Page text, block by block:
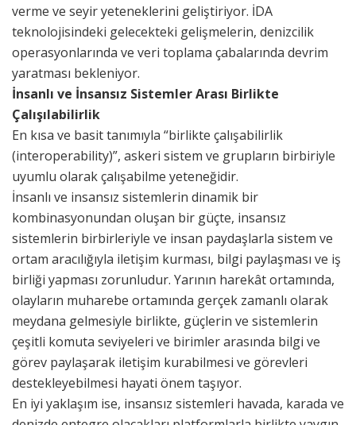
verme ve seyir yeteneklerini geliştiriyor. İDA
teknolojisindeki gelecekteki gelişmelerin, denizcilik
operasyonlarında ve veri toplama çabalarında devrim
yaratması bekleniyor.
İnsanlı ve İnsansız Sistemler Arası Birlikte
Çalışılabilirlik
En kısa ve basit tanımıyla “birlikte çalışabilirlik
(interoperability)”, askeri sistem ve grupların birbiriyle
uyumlu olarak çalışabilme yeteneğidir.
İnsanlı ve insansız sistemlerin dinamik bir
kombinasyonundan oluşan bir güçte, insansız
sistemlerin birbirleriyle ve insan paydaşlarla sistem ve
ortam aracılığıyla iletişim kurması, bilgi paylaşması ve iş
birliği yapması zorunludur. Yarının harekât ortamında,
olayların muharebe ortamında gerçek zamanlı olarak
meydana gelmesiyle birlikte, güçlerin ve sistemlerin
çeşitli komuta seviyeleri ve birimler arasında bilgi ve
görev paylaşarak iletişim kurabilmesi ve görevleri
destekleyebilmesi hayati önem taşıyor.
En iyi yaklaşım ise, insansız sistemleri havada, karada ve